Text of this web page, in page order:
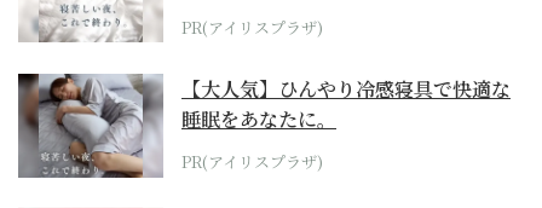
PR(アイリスプラザ)
【大人気】ひんやり冷感寝具で快適な
睡眠をあなたに。
PR(アイリスプラザ)